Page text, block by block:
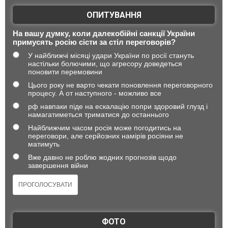
ОПИТУВАННЯ
На вашу думку, коли далекобійні санкції України
примусять росію сісти за стіл переговорів?
У найближчі місяці удари України по росії стануть
настільки болючими, що агресору доведеться
поновити перемовини
Цього року не варто чекати поновлення переговорного
процесу. А от наступного - можливо все
рф навпаки піде на ескалацію попри здоровий глузд і
намагатиметься триматися до останнього
Найближчим часом росія може погодитись на
переговори, але серйозних намірів росіяни не
матимуть
Вже давно не роблю жодних прогнозів щодо
завершення війни
ФОТО